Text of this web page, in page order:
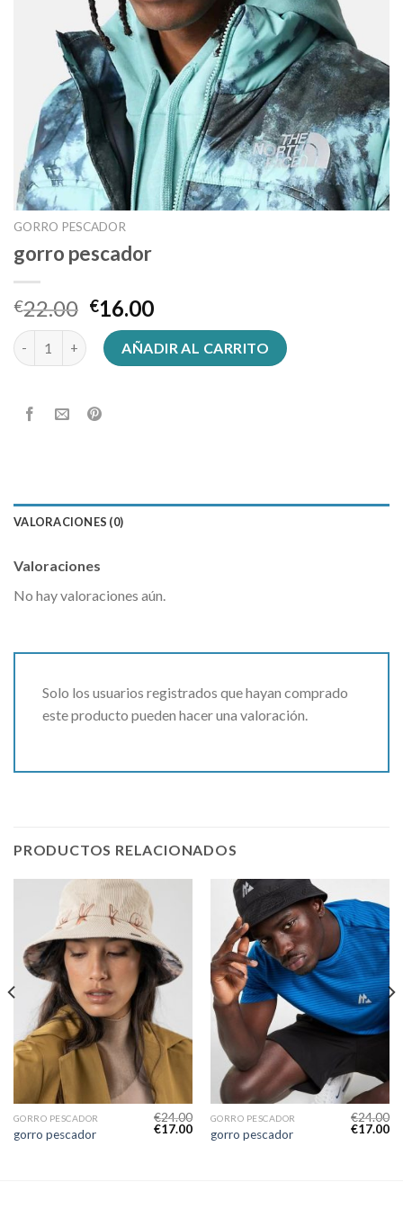
GORRO PESCADOR
gorro pescador
€22.00 €16.00
gorro pescador cantidadAÑADIR AL CARRITO
VALORACIONES (0)
Valoraciones
No hay valoraciones aún.
Solo los usuarios registrados que hayan comprado
este producto pueden hacer una valoración.
PRODUCTOS RELACIONADOS
GORRO PESCADOR
gorro pescador
€24.00
€17.00
GORRO PESCADOR
gorro pescador
€24.00
€17.00